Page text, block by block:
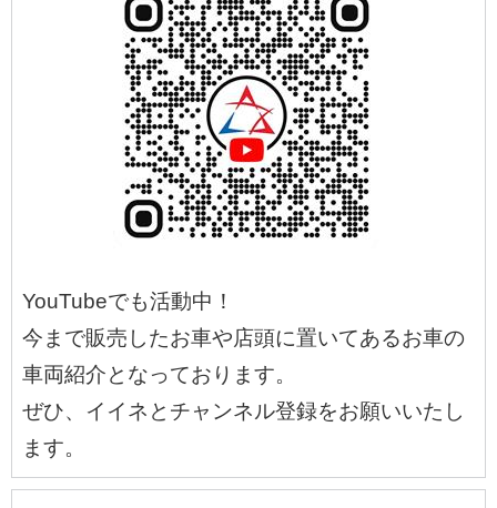
YouTubeでも活動中！
今まで販売したお車や店頭に置いてあるお車の
車両紹介となっております。
ぜひ、イイネとチャンネル登録をお願いいたし
ます。